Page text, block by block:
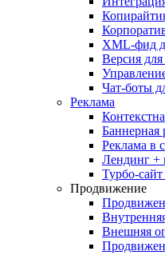
XML-фид
Версия
Чат-боты
Реклама
Баннерная
Реклама в
Лендинг +
Турбо-
Продвижение
Внешняя